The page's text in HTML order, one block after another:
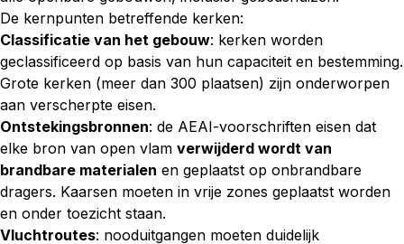
De kernpunten betreffende kerken:
Classificatie van het gebouw: kerken worden
geclassificeerd op basis van hun capaciteit en bestemming.
Grote kerken (meer dan 300 plaatsen) zijn onderworpen
aan verscherpte eisen.
Ontstekingsbronnen: de AEAI-voorschriften eisen dat
elke bron van open vlam verwijderd wordt van
brandbare materialen en geplaatst op onbrandbare
dragers. Kaarsen moeten in vrije zones geplaatst worden
en onder toezicht staan.
Vluchtroutes: nooduitgangen moeten duidelijk